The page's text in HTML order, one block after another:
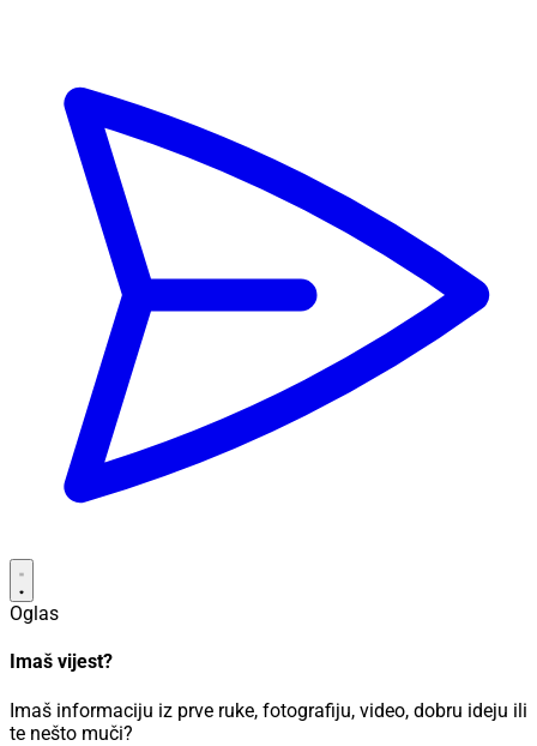
Oglas
Imaš vijest?
Imaš informaciju iz prve ruke, fotografiju, video, dobru ideju ili
te nešto muči?